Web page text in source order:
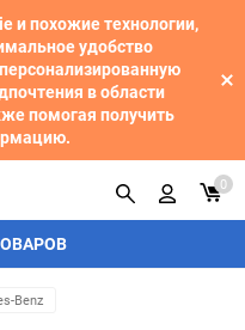
и похожие технологии,
удобство
в области
помогая получить
0
Benz